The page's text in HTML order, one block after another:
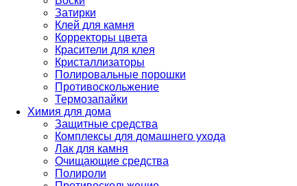
Затирки
Клей для камня
Корректоры цвета
Красители для клея
Кристаллизаторы
Полировальные порошки
Противоскольжение
Термозапайки
Химия для дома
Защитные средства
Комплексы для домашнего ухода
Лак для камня
Очищающие средства
Полироли